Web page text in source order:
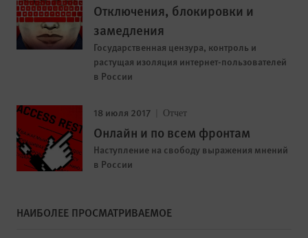
Отключения, блокировки и
замедления
Государственная цензура, контроль и
растущая изоляция интернет-пользователей
в России
18 июля 2017 Отчет
Онлайн и по всем фронтам
Наступление на свободу выражения мнений
в России
НАИБОЛЕЕ ПРОСМАТРИВАЕМОЕ